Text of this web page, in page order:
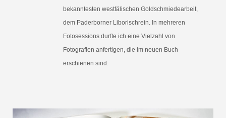
bekanntesten westfälischen Goldschmiedearbeit,
dem Paderborner Liborischrein. In mehreren
Fotosessions durfte ich eine Vielzahl von
Fotografien anfertigen, die im neuen Buch
erschienen sind.